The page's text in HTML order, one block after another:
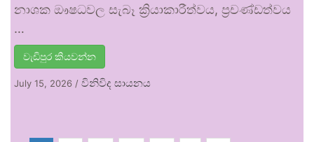
නාශක ඖෂධවල සැබෑ ක්‍රියාකාරීත්වය, ප්‍රචණ්ඩත්වය
…
වැඩිපුර කියවන්න
July 15, 2026 / විනිවිද සායනය